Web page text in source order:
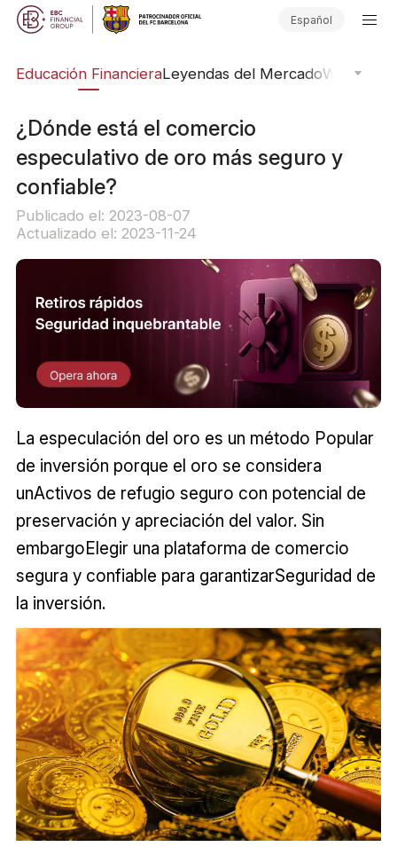
Español
Educación FinancieraLeyendas del MercadoWebinars
¿Dónde está el comercio
especulativo de oro más seguro y
confiable?
Publicado el: 2023-08-07
Actualizado el: 2023-11-24
La especulación del oro es un método Popular
de inversión porque el oro se considera
unActivos de refugio seguro con potencial de
preservación y apreciación del valor. Sin
embargoElegir una plataforma de comercio
segura y confiable para garantizarSeguridad de
la inversión.